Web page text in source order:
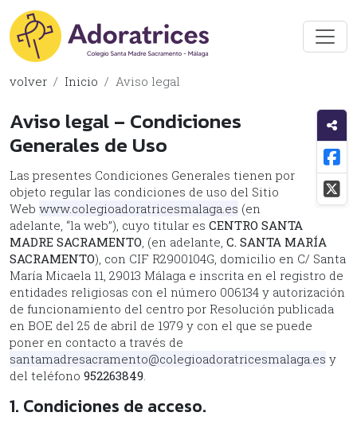
volver Inicio Aviso legal
Aviso legal – Condiciones
Generales de Uso
Las presentes Condiciones Generales tienen por
objeto regular las condiciones de uso del Sitio
Web www.colegioadoratricesmalaga.es (en
adelante, “la web”), cuyo titular es CENTRO SANTA
MADRE SACRAMENTO , (en adelante, C. SANTA MARÍA
SACRAMENTO), con CIF R2900104G, domicilio en C/ Santa
María Micaela 11, 29013 Málaga e inscrita en el registro de
entidades religiosas con el número 006134 y autorización
de funcionamiento del centro por Resolución publicada
en BOE del 25 de abril de 1979 y con el que se puede
poner en contacto a través de
santamadresacramento@colegioadoratricesmalaga.es y
del teléfono 952263849
1. Condiciones de acceso.